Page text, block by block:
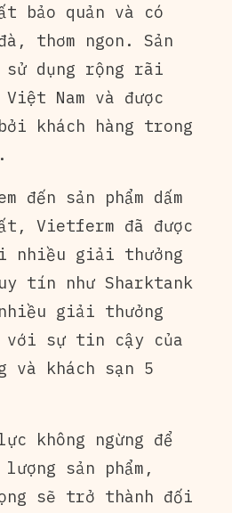
bảo quản và có
thơm ngon. Sản
sử dụng rộng rãi
Nam và được
khách hàng trong
đến sản phẩm dấm
Vietferm đã được
nhiều giải thưởng
tín như Sharktank
giải thưởng
với sự tin cậy của
và khách sạn 5
không ngừng để
sản phẩm,
sẽ trở thành đối